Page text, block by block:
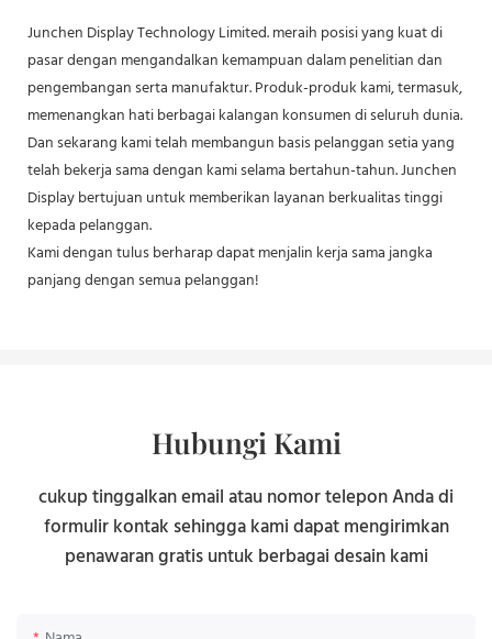
Junchen Display Technology Limited. meraih posisi yang kuat di
pasar dengan mengandalkan kemampuan dalam penelitian dan
pengembangan serta manufaktur. Produk-produk kami, termasuk,
memenangkan hati berbagai kalangan konsumen di seluruh dunia.
Dan sekarang kami telah membangun basis pelanggan setia yang
telah bekerja sama dengan kami selama bertahun-tahun. Junchen
Display bertujuan untuk memberikan layanan berkualitas tinggi
kepada pelanggan.
Kami dengan tulus berharap dapat menjalin kerja sama jangka
panjang dengan semua pelanggan!
Hubungi Kami
cukup tinggalkan email atau nomor telepon Anda di
formulir kontak sehingga kami dapat mengirimkan
penawaran gratis untuk berbagai desain kami